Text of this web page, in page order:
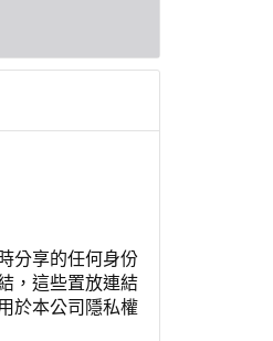
分享的任何身份
，這些置放連結
於本公司隱私權